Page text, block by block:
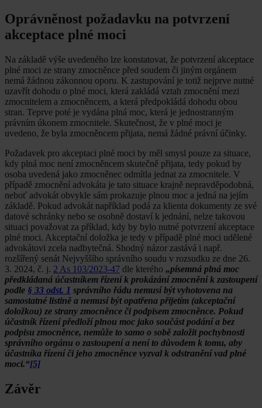
Oprávněnost požadavku na potvrzení
akceptace plné moci
Na základě výše uvedeného lze konstatovat, že potvrzení akceptace
plné moci ze strany zmocněnce před soudem či jiným orgánem
nemá žádnou zákonnou oporu. K zastupování je totiž nejprve nutné
uzavřít dohodu o plné moci, která zakládá vztah zmocnění mezi
zmocnitelem a zmocněncem, a která předpokládá dohodu obou
stran. Teprve poté je vydána plná moc, která je jednostranným
právním úkonem zmocnitele. Skutečnost, že v plné moci je
uvedeno, že byla zmocněncem přijata, nemá žádné právní účinky.
Požadavek pro akceptaci plné moci by měl smysl pouze za situace,
kdy plná moc není zmocněncem skutečně přijata, tedy pokud by
osoba uvedená jako zmocněnec odmítla jednat za zmocnitele. V
případě zmocnění advokáta je tato situace krajně nepravděpodobná,
neboť advokát obvykle sám prokazuje plnou moc a jedná na jejím
základě. Pokud advokát například podá za klienta dokumenty ze své
datové schránky nebo se osobně dostaví k jednání, nelze takovou
situaci považovat za příklad, kdy by bylo nutné potvrzení akceptace
plné moci. Akceptační doložka je tedy v případě plné moci udělené
advokátovi zcela nadbytečná. Shodný názor zastává i např.
rozšířený senát Nejvyššího správního soudu v rozsudku ze dne 26.
3. 2024, č. j. 2 As 103/2023-47 dle kterého „písemná plná moc
předkládaná účastníkem řízení k prokázání zmocnění k zastoupení
podle § 33 odst. 1 správního řádu nemusí být vyhotovena na
samostatné listině a nemusí být opatřena přijetím (akceptační
doložkou) ze strany zmocněnce či podpisem zmocněnce. Pokud
účastník řízení předloží plnou moc jako součást podání a bez
podpisu zmocněnce, nemůže to samo o sobě založit pochybnosti
správního orgánu o zastoupení a není to důvodem k tomu, aby
účastníka řízení či jeho zmocněnce vyzval k odstranění vad plné
moci.“[5]
Závěr